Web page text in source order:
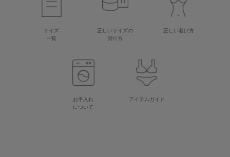
サイズ
一覧
正しいサイズの
測り方
正しい着け方
お手入れ
について
アイテムガイド